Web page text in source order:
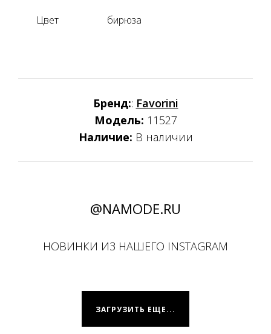
Цвет бирюза
Бренд:: Favorini
Модель: 11527
Наличие: В наличии
@NAMODE.RU
НОВИНКИ ИЗ НАШЕГО INSTAGRAM
ЗАГРУЗИТЬ ЕЩЕ...